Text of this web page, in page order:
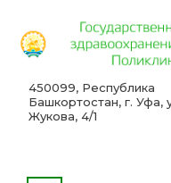
450099, Республика
Башкортостан, г. Уфа,
Жукова, 4/1